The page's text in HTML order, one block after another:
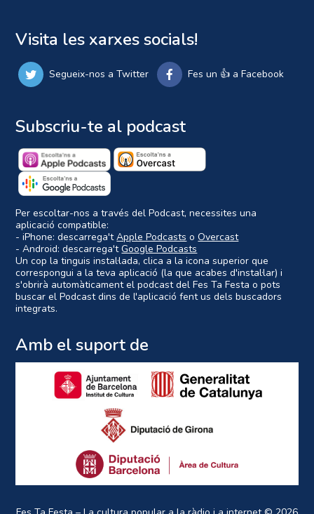
Visita les xarxes socials!
Segueix-nos a Twitter Fes un 👍 a Facebook
Subscriu-te al podcast
Per escoltar-nos a través del Podcast, necessites una
aplicació compatible:
- iPhone: descarrega'tApple Podcasts oOvercast
- Android: descarrega'tGoogle Podcasts
Un cop la tinguis instal·lada, clica a la icona superior que
correspongui a la teva aplicació (la que acabes d'instal·lar) i
s'obrirà automàticament el podcast del Fes Ta Festa o pots
buscar el Podcast dins de l'aplicació fent us dels buscadors
integrats.
Amb el suport de